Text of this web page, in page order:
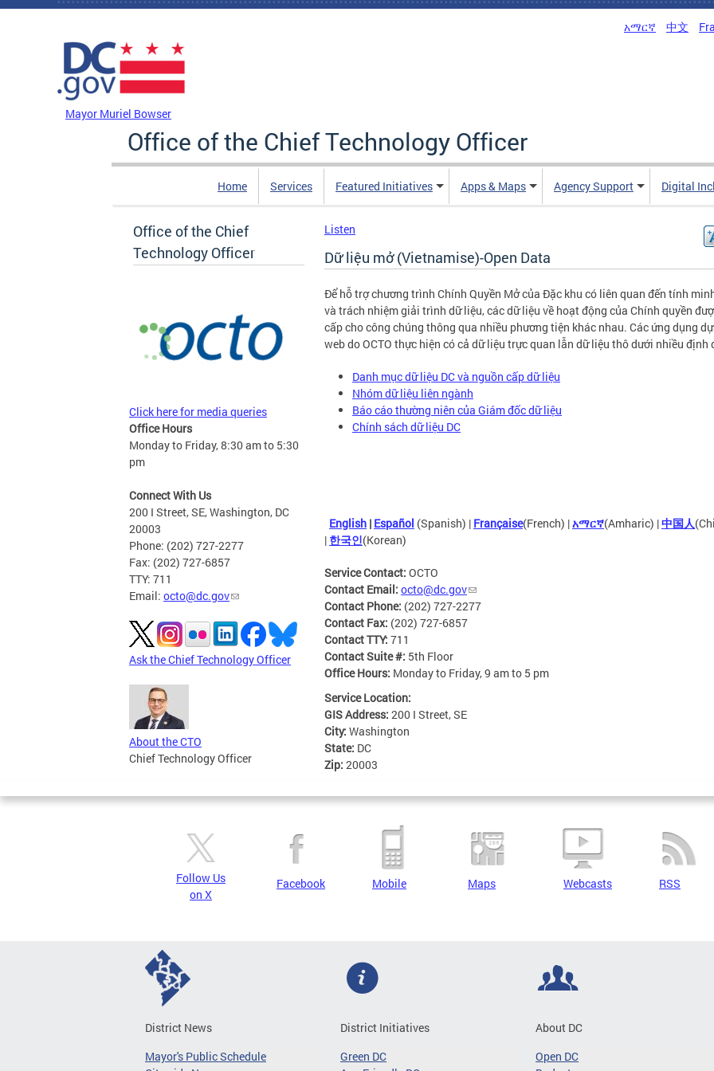
Skip to main content
አማርኛ 中文
Mayor Muriel Bowser
Office of the Chief Technology Officer
Home Services Featured Initiatives Apps & Maps Agency Support Digital
Office of the Chief
Technology Officer
Click here for media queries
Office Hours
Monday to Friday, 8:30 am to 5:30
pm
Connect With Us
200 I Street, SE, Washington, DC
20003
Phone: (202) 727-2277
Fax: (202) 727-6857
TTY: 711
Email: octo@dc.gov
Ask the Chief Technology Officer
About the CTO
Chief Technology Officer
Listen
Dữ liệu mở (Vietnamise)-Open Data
Để hỗ trợ chương trình Chính Quyền Mở của Đặc khu có liên quan đến tính
và trách nhiệm giải trình dữ liệu, các dữ liệu về hoạt động của Chính quyền
cấp cho công chúng thông qua nhiều phương tiện khác nhau. Các ứng dụng
web do OCTO thực hiện có cả dữ liệu trực quan lẫn dữ liệu thô dưới nhiều định
Danh mục dữ liệu DC và nguồn cấp dữ liệu
Nhóm dữ liệu liên ngành
Báo cáo thường niên của Giám đốc dữ liệu
Chính sách dữ liệu DC
English | Español (Spanish) | Française(French) |አማርኛ(Amharic) |中国人
| 한국인(Korean)
Service Contact: OCTO
Contact Email: octo@dc.gov
Contact Phone: (202) 727-2277
Contact Fax: (202) 727-6857
Contact TTY: 711
Contact Suite #: 5th Floor
Office Hours: Monday to Friday, 9 am to 5 pm
Service Location:
GIS Address: 200 I Street, SE
City: Washington
State: DC
Zip: 20003
Follow Us
on X
Facebook Mobile Maps Webcasts RSS
District News
Mayor's Public Schedule
District Initiatives
Green DC
About DC
Open DC